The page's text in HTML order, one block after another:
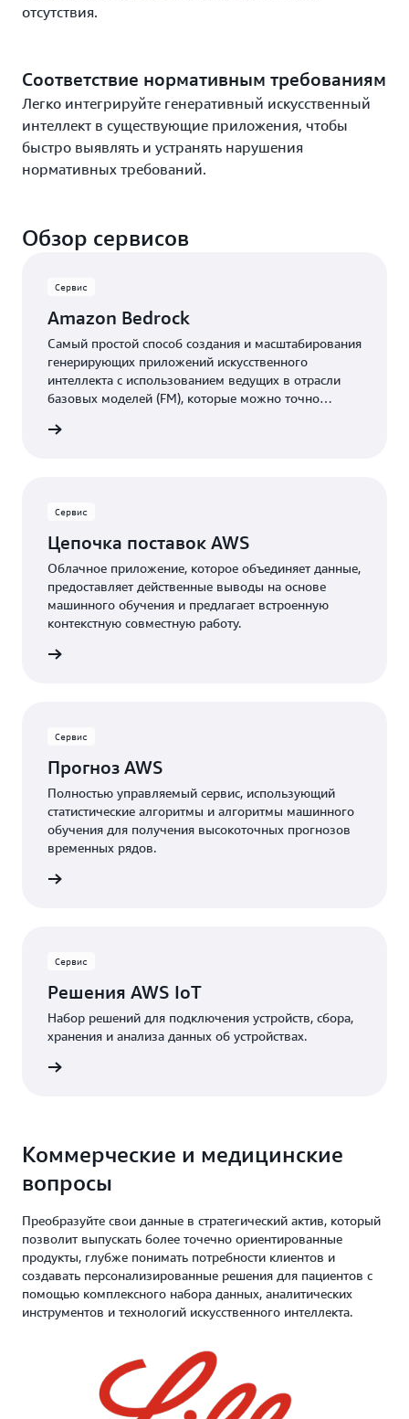
отсутствия.
Соответствие нормативным требованиям
Легко интегрируйте генеративный искусственный
интеллект в существующие приложения, чтобы
быстро выявлять и устранять нарушения
нормативных требований.
Обзор сервисов
Сервис
Amazon Bedrock
Самый простой способ создания и масштабирования
генерирующих приложений искусственного
интеллекта с использованием ведущих в отрасли
базовых моделей (FM), которые можно точно
ограждений.
Сервис
Цепочка поставок AWS
Облачное приложение, которое объединяет данные,
предоставляет действенные выводы на основе
машинного обучения и предлагает встроенную
контекстную совместную работу.
Сервис
Прогноз AWS
Полностью управляемый сервис, использующий
статистические алгоритмы и алгоритмы машинного
обучения для получения высокоточных прогнозов
временных рядов.
Сервис
Решения AWS IoT
Набор решений для подключения устройств, сбора,
хранения и анализа данных об устройствах.
Коммерческие и медицинские
вопросы
Преобразуйте свои данные в стратегический актив, который
позволит выпускать более точечно ориентированные
продукты, глубже понимать потребности клиентов и
создавать персонализированные решения для пациентов с
помощью комплексного набора данных, аналитических
инструментов и технологий искусственного интеллекта.